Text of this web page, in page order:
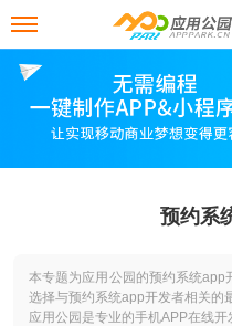
预约系
本专题为应用公园的预约系统
选择与预约系统app开发者相关的
应用公园是专业的手机APP在线